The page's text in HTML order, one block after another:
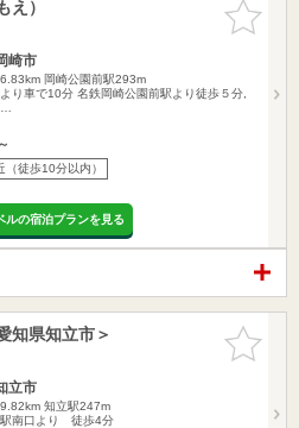
お気に入
りに追加
）
崎市
岡崎公園前駅293m
り車で10分 名鉄岡崎公園前駅より徒歩５分,
（徒歩10分以内）
ルの宿泊プランを見る
お気に入
りに追加
県知立市＞
立市
知立駅247m
南口より 徒歩4分